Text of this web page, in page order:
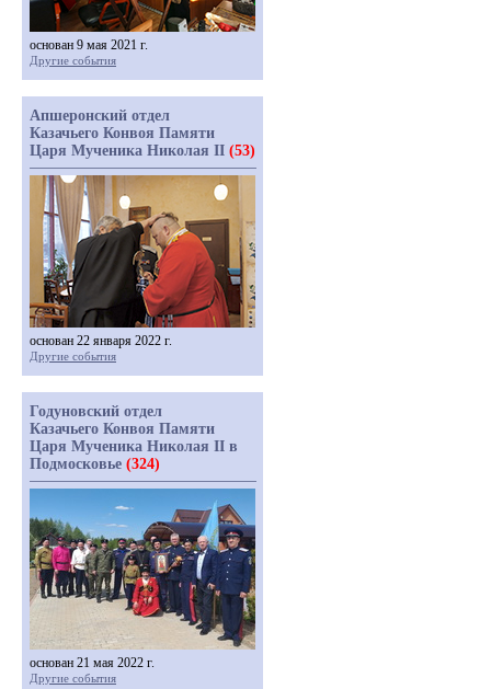
основан 9 мая 2021 г.
Другие события
Апшеронский отдел
Казачьего Конвоя Памяти
Царя Мученика Николая II (53)
основан 22 января 2022 г.
Другие события
Годуновский отдел
Казачьего Конвоя Памяти
Царя Мученика Николая II в
Подмосковье (324)
основан 21 мая 2022 г.
Другие события